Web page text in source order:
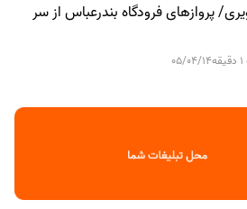
اجتماعی
هم‌افزایی
برق هرمزگان با
بر ساماندهی
پروازهای فرودگاه بندرعباس از سر
05/04/14